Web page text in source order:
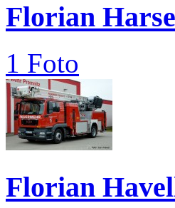
Florian
1 Foto
Florian